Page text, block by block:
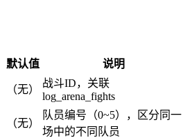
默认值 说明
（无）
战斗ID，关联
log_arena_fights
（无）
队员编号（0~5），区分同一
场中的不同队员